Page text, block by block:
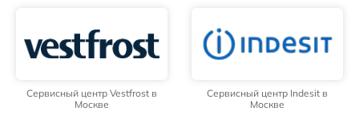
Сервисный центр Vestfrost в
Москве
Сервисный центр Indesit в
Москве